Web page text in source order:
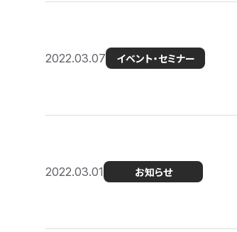
2022.03.07 イベント・セミナー
2022.03.01 お知らせ